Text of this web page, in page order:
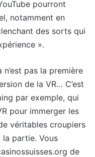
pourront
notamment en
des sorts qui
».
pas la première
de la VR… C’est
par exemple, qui
pour immerger les
véritables croupiers
partie. Vous
de